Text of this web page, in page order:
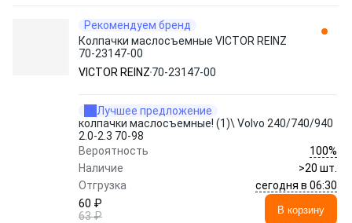
Рекомендуем бренд
Колпачки маслосъемные VICTOR REINZ
70-23147-00
VICTOR REINZ 70-23147-00
Лучшее предложение
колпачки маслосъемные! (1)\ Volvo 240/740/940
2.0-2.3 70-98
Вероятность
100%
Наличие
>20 шт.
Отгрузка
сегодня в 06:30
60 ₽
63 ₽
В корзину